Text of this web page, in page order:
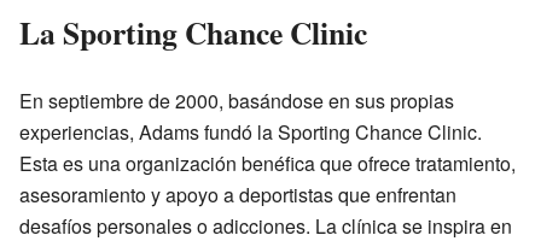
La Sporting Chance Clinic
En septiembre de 2000, basándose en sus propias
experiencias, Adams fundó la Sporting Chance Clinic.
Esta es una organización benéfica que ofrece tratamiento,
asesoramiento y apoyo a deportistas que enfrentan
desafíos personales o adicciones. La clínica se inspira en